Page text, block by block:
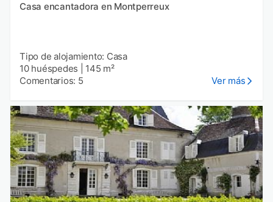
Casa encantadora en Montperreux
Tipo de alojamiento: Casa
10 huéspedes
145 m²
Comentarios: 5
Ver más